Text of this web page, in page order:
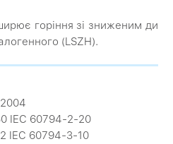
горіння зі зниженим ди
(LSZH).
IEC 60794-2-20
IEC 60794-3-10